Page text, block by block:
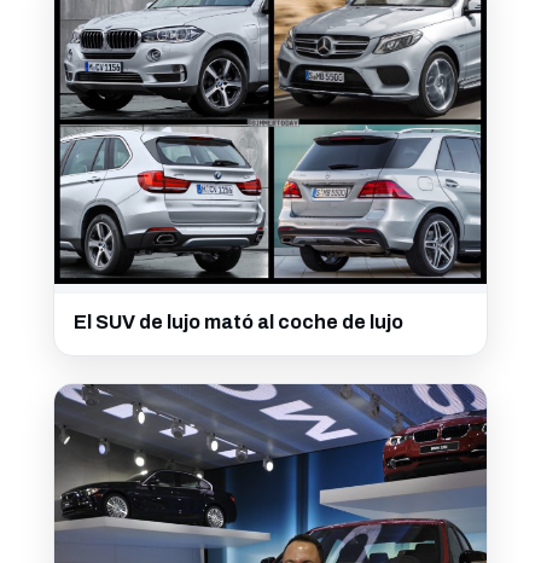
El SUV de lujo mató al coche de lujo